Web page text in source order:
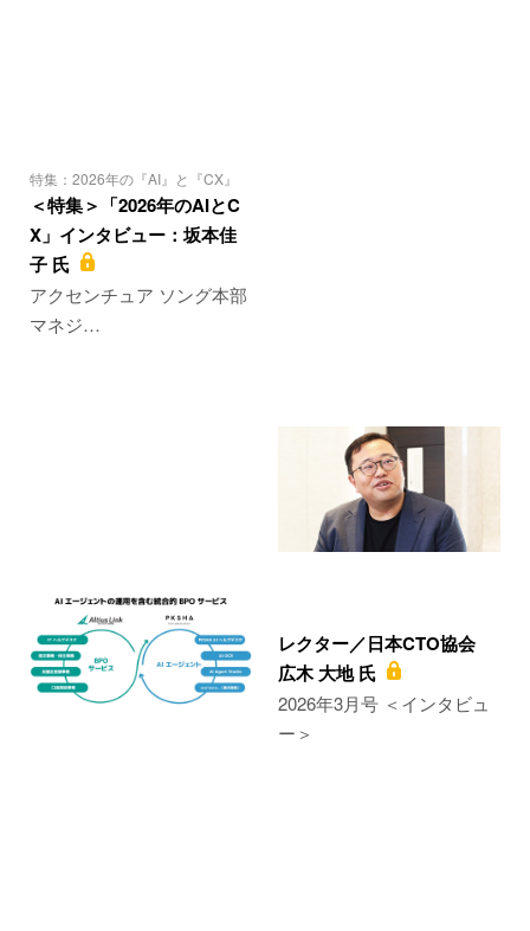
特集：2026年の『AI』と『CX』
＜特集＞「2026年のAIとC
X」インタビュー：坂本佳
子 氏
アクセンチュア ソング本部
マネジ…
レクター／日本CTO協会
広木 大地 氏
2026年3月号 ＜インタビュ
ー＞